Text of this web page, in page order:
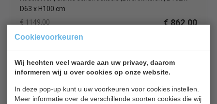
Cookievoorkeuren
Wij hechten veel waarde aan uw privacy, daarom
informeren wij u over cookies op onze website.
In deze pop-up kunt u uw voorkeuren voor cookies instellen.
Meer informatie over de verschillende soorten cookies die wij
D63 x H100 cm
€ 1149,00
€ 862,00
Koelkist / koelkoffer bekijken